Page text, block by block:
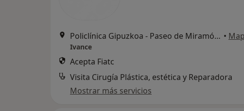
Policlínica Gipuzkoa - Paseo de Miramón 174, Donostia-San Sebastian •
Ivance
Acepta Fiatc
Visita Cirugía Plástica, estética y Reparadora
Mostrar más servicios